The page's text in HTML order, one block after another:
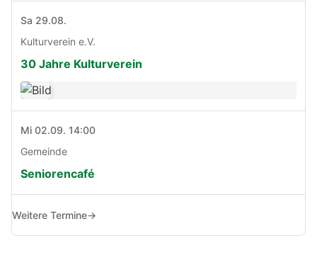
Sa 29.08.
Kulturverein e.V.
30 Jahre Kulturverein
Mi 02.09. 14:00
Gemeinde
Seniorencafé
Weitere Termine→